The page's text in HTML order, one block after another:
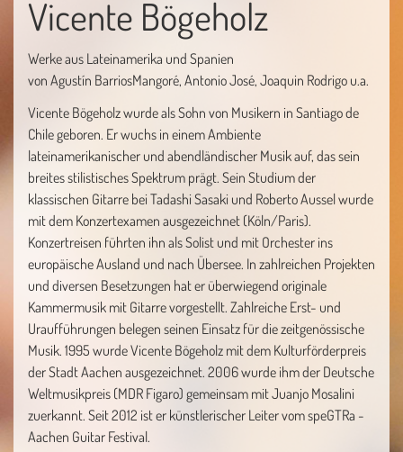
Vicente Bögeholz
Werke aus Lateinamerika und Spanien
von Agustín BarriosMangoré, Antonio José, Joaquin Rodrigo u.a.
Vicente Bögeholz wurde als Sohn von Musikern in Santiago de
Chile geboren. Er wuchs in einem Ambiente
lateinamerikanischer und abendländischer Musik auf, das sein
breites stilistisches Spektrum prägt. Sein Studium der
klassischen Gitarre bei Tadashi Sasaki und Roberto Aussel wurde
mit dem Konzertexamen ausgezeichnet (Köln/Paris).
Konzertreisen führten ihn als Solist und mit Orchester ins
europäische Ausland und nach Übersee. In zahlreichen Projekten
und diversen Besetzungen hat er überwiegend originale
Kammermusik mit Gitarre vorgestellt. Zahlreiche Erst- und
Uraufführungen belegen seinen Einsatz für die zeitgenössische
Musik. 1995 wurde Vicente Bögeholz mit dem Kulturförderpreis
der Stadt Aachen ausgezeichnet. 2006 wurde ihm der Deutsche
Weltmusikpreis (MDR Figaro) gemeinsam mit Juanjo Mosalini
zuerkannt. Seit 2012 ist er künstlerischer Leiter vom speGTRa -
Aachen Guitar Festival.